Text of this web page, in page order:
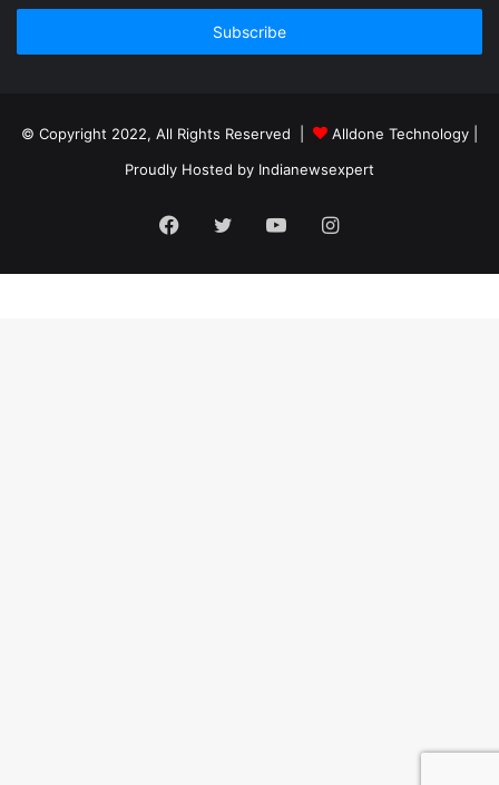
Email
© Copyright 2022, All Rights Reserved | Alldone Technology
Proudly Hosted by Indianewsexpert
Facebook
Twitter YouTubeInstagram